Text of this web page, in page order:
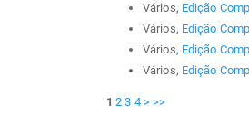
Vários, Edição
Vários, Edição
Vários, Edição
Vários, Edição
1 2 3 4 > >>